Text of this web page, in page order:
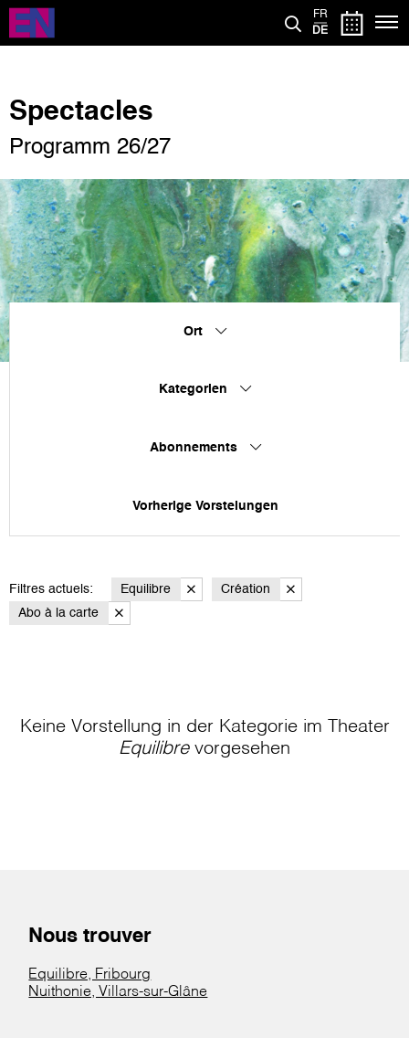
Direkt
zum
Inhalt
FR
DE
Spectacles
Programm 26/27
Ort
Kategorien
Abonnements
Vorherige Vorstelungen
Filtres actuels: Equilibre
Création
Abo à la carte
Keine Vorstellung in der Kategorie im Theater
Equilibrevorgesehen
Nous trouver
Equilibre, Fribourg
Nuithonie, Villars-sur-Glâne